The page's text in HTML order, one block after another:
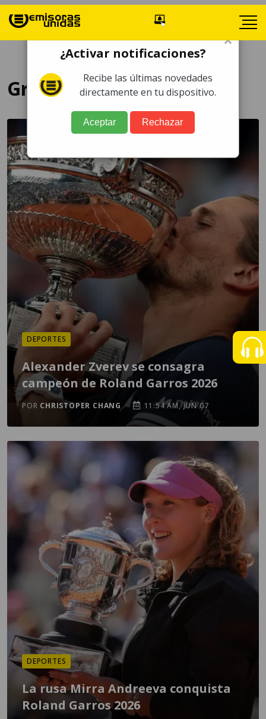
Grand Slam
DEPORTES
Alexander Zverev se consagra
campeón de Roland Garros 2026
POR CHRISTOPER CHANG 11:54 AM, JUN 07
DEPORTES
La rusa Mirra Andreeva conquista
Roland Garros 2026
×
¿Activar notificaciones?
Recibe las últimas novedades
directamente en tu dispositivo.
Aceptar Rechazar